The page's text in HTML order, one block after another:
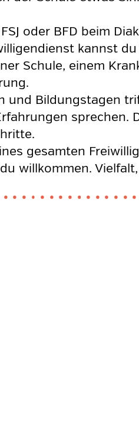
oder BFD beim
kannst
Schule, einem
und Bildungstagen
sprechen.
gesamten
willkommen.